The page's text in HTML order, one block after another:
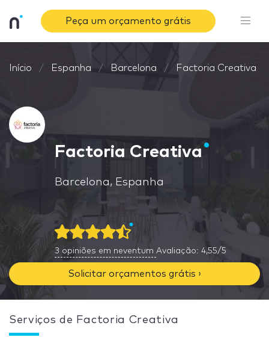
Peça um orçamento grátis
Início Espanha Barcelona Factoria Creativa
Factoria Creativa
Barcelona, Espanha
3 opiniões em neventum Avaliação: 4,55/5
Solicitar orçamentos grátis ›
Serviços de Factoria Creativa